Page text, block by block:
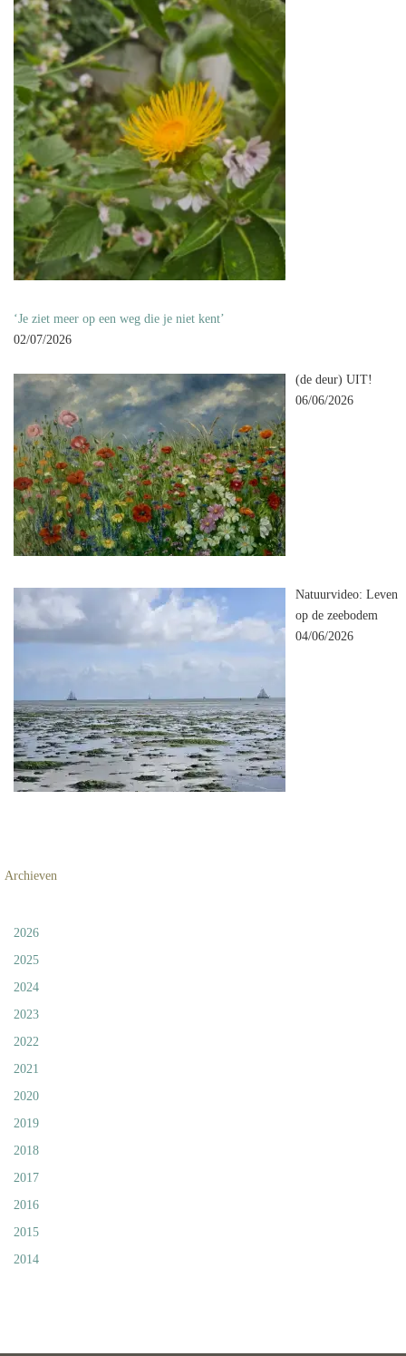
‘Je ziet meer op een weg die je niet kent’
02/07/2026
(de deur) UIT!
06/06/2026
Natuurvideo: Leven
op de zeebodem
04/06/2026
Archieven
2026
2025
2024
2023
2022
2021
2020
2019
2018
2017
2016
2015
2014